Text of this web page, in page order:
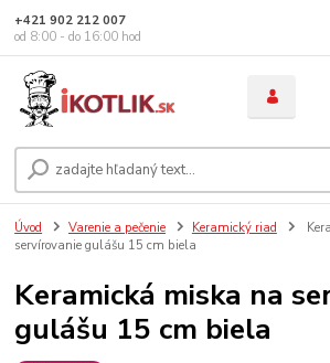
+421 902 212 007
od 8:00 - do 16:00 hod
Úvod Varenie a pečenie Keramický riad
servírovanie gulášu 15 cm biela
Keramická miska na
gulášu 15 cm biela